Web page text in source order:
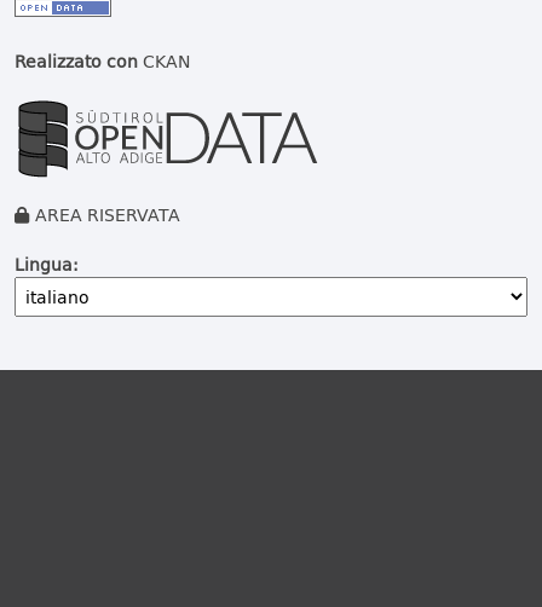
Realizzato conCKAN
AREA RISERVATA
Lingua